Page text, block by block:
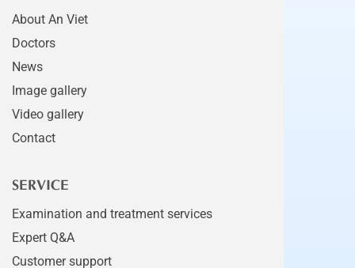
About An Viet
Doctors
News
Image gallery
Video gallery
Contact
SERVICE
Examination and treatment services
Expert Q&A
Customer support